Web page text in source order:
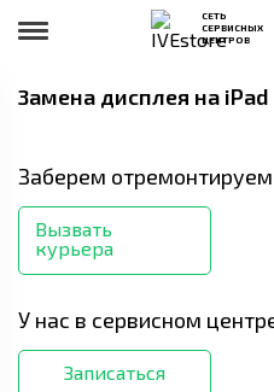
СЕТЬ
СЕРВИСНЫХ
ЦЕНТРОВ
Замена дисплея на
Заберем
Вызвать
курьера
У нас в сервисном
Записаться